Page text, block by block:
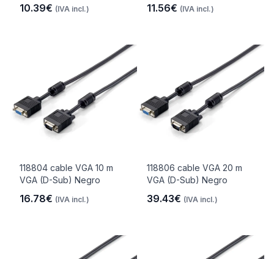
10.39€ (IVA incl.) 11.56€ (IVA incl.)
118804 cable VGA 10 m
VGA (D-Sub) Negro
16.78€ (IVA incl.)
118806 cable VGA 20 m
VGA (D-Sub) Negro
39.43€ (IVA incl.)